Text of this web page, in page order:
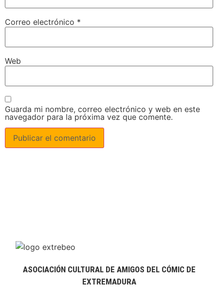
Correo electrónico *
Web
Guarda mi nombre, correo electrónico y web en este
navegador para la próxima vez que comente.
ASOCIACIÓN CULTURAL DE AMIGOS DEL CÓMIC DE
EXTREMADURA